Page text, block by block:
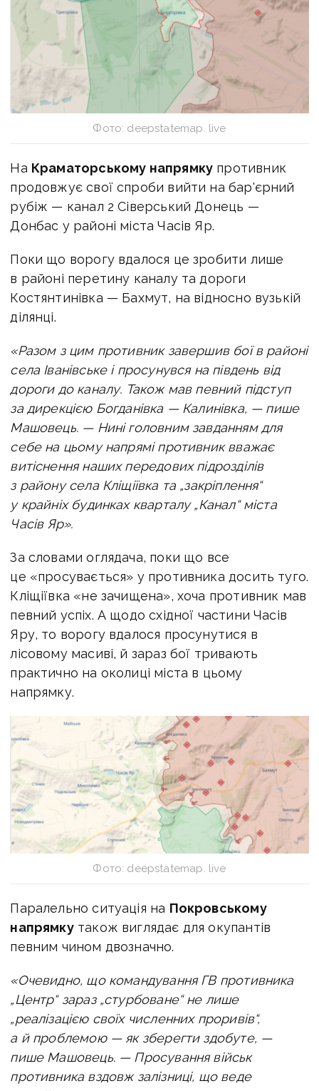
Фото: deepstatemap. live
На Краматорському напрямку противник
продовжує свої спроби вийти на бар'єрний
рубіж — канал 2 Сіверський Донець —
Донбас у районі міста Часів Яр.
Поки що ворогу вдалося це зробити лише
в районі перетину каналу та дороги
Костянтинівка — Бахмут, на відносно вузькій
ділянці.
«Разом з цим противник завершивбої в районі
села Іванівське і просунувся на південь від
дороги до каналу. Також мав певний підступ
за дирекцією Богданівка — Калинівка, — пише
Машовець. — Нині головним завданням для
себе на цьому напрямі противник вважає
витіснення наших передових підрозділів
з району села Кліщіївка та „закріплення“
у крайніх будинках кварталу „Канал“ міста
Часів Яр».
За словами оглядача, поки що все
це «просувається» у противника досить туго.
Кліщіївка «не зачищена», хоча противник мав
певний успіх. А щодо східної частини Часів
Яру, то ворогу вдалося просунутися в
лісовому масиві, й зараз бої тривають
практично на околиці міста в цьому
напрямку.
Фото: deepstatemap. live
Паралельно ситуація на Покровському
напрямкутакож виглядає для окупантів
певним чином двозначно.
«Очевидно, що командування ГВ противника
„Центр“ зараз „стурбоване“ не лише
„реалізацією своїх численних проривів“,
а й проблемою — як зберегти здобуте, —
пише Машовець. — Просування військ
противника вздовж залізниці, що веде